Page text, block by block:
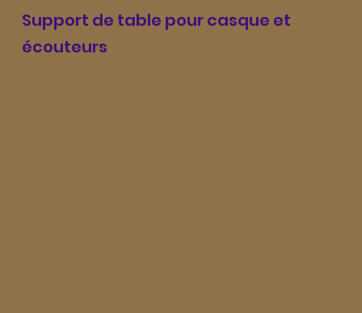
Support de table pour casque et
écouteurs